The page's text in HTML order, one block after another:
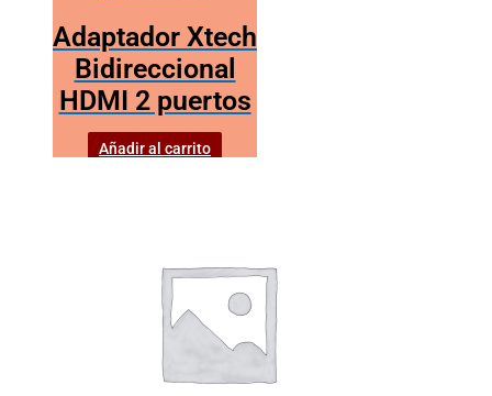
Adaptador Xtech
Bidireccional
HDMI 2 puertos
Añadir al carrito